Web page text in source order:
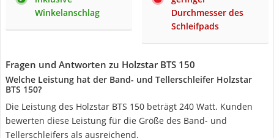
Winkelanschlag
Durchmesser des
Schleifpads
Fragen und Antworten zu Holzstar BTS 150
Welche Leistung hat der Band- und Tellerschleifer Holzstar
BTS 150?
Die Leistung des Holzstar BTS 150 beträgt 240 Watt. Kunden
bewerten diese Leistung für die Größe des Band- und
Tellerschleifers als ausreichend.